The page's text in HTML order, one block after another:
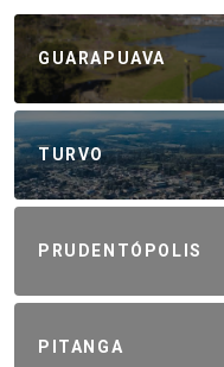
GUARAPUAVA
TURVO
PRUDENTÓPOLIS
PITANGA